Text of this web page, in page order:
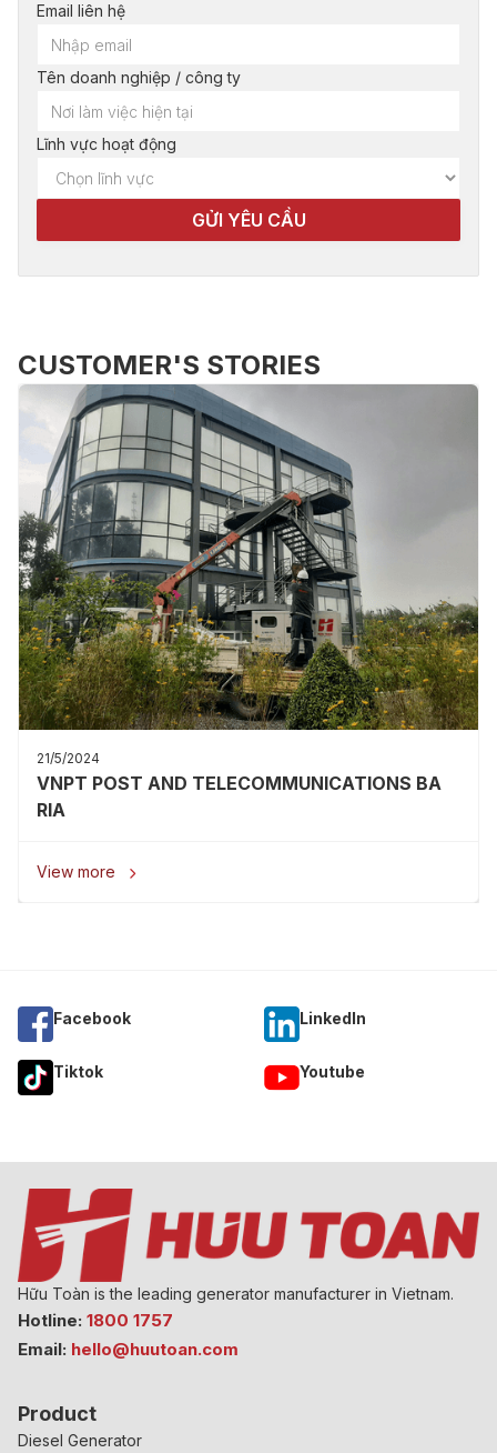
Email liên hệ
Tên doanh nghiệp / công ty
Lĩnh vực hoạt động
CUSTOMER'S STORIES
21/5/2024
VNPT POST AND TELECOMMUNICATIONS BA
RIA
View more 
Facebook Linkedln
Tiktok Youtube
Hữu Toàn is the leading generator manufacturer in Vietnam.
Hotline: 1800 1757
Email: hello@huutoan.com
Product
Diesel Generator